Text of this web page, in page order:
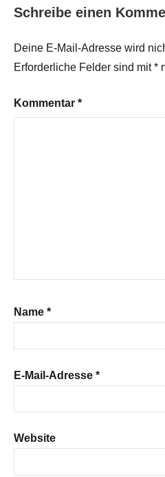
Schreibe einen
Deine E-Mail-Adresse wird
Erforderliche Felder sind mit*
Kommentar *
Name *
E-Mail-Adresse *
Website